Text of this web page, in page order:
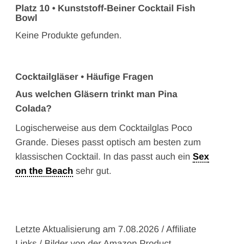
Platz 10 • Kunststoff-Beiner Cocktail Fish
Bowl
Keine Produkte gefunden.
Cocktailgläser • Häufige Fragen
Aus welchen Gläsern trinkt man Pina
Colada?
Logischerweise aus dem Cocktailglas Poco
Grande. Dieses passt optisch am besten zum
klassischen Cocktail. In das passt auch ein Sex
on the Beach sehr gut.
Letzte Aktualisierung am 7.08.2026 / Affiliate